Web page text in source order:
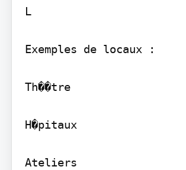
L
Exemples de locaux :
Th��tre
H�pitaux
Ateliers